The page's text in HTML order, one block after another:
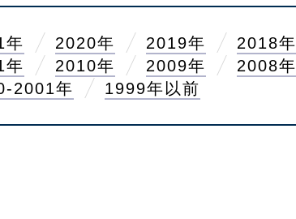
年 2020年 2019年 2018年
年 2010年 2009年 2008年
2001年 1999年以前